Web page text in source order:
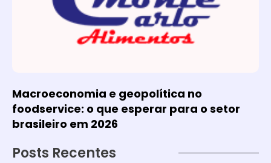
Macroeconomia e geopolítica no
foodservice: o que esperar para o setor
brasileiro em 2026
Posts Recentes